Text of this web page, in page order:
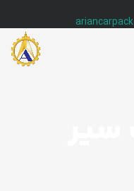
ariancarpack